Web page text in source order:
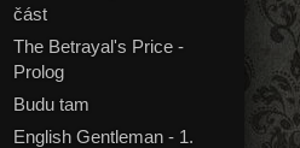
část
The Betrayal's Price -
Prolog
Budu tam
English Gentleman - 1.